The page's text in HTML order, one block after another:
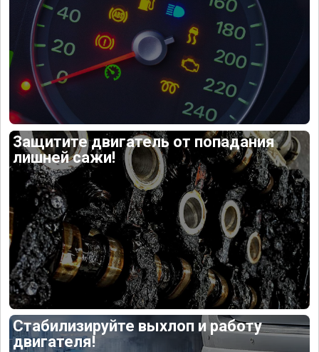
Защитите двигатель от попадания
лишней сажи!
Стабилизируйте выхлоп и работу
двигателя!